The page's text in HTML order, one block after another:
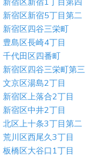
新宿区新宿5丁目第二
新宿区四谷三栄町
豊島区長崎4丁目
千代田区四番町
新宿区四谷三栄町第三
文京区湯島2丁目
新宿区上落合2丁目
新宿区中井2丁目
北区上十条3丁目第二
荒川区西尾久3丁目
板橋区大谷口1丁目